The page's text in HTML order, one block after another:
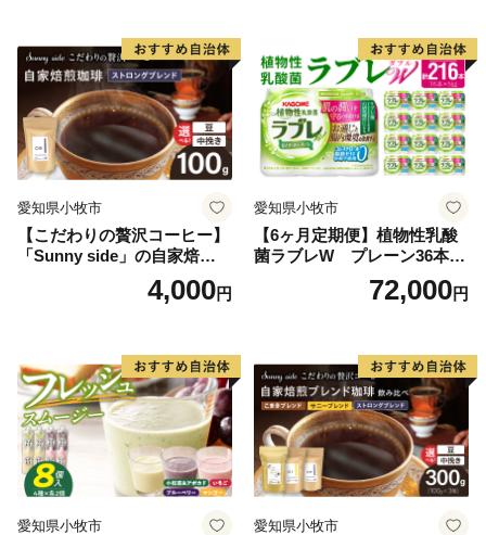
愛知県小牧市
【こだわりの贅沢コーヒー】
「Sunny side」の自家焙煎珈
琲ストロングブレンド（100
4,000円
愛知県小牧市
【6ヶ月定期便】植物性乳酸
菌ラブレW プレーン36本
72,000円
愛知県小牧市 愛知県小牧市